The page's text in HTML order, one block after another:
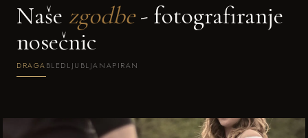
Naše zgodbe- fotografiranje
nosečnic
DRAGA BLED LJUBLJANAPIRAN